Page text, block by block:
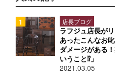
店長ブログ
ラフジュ店長が
あったこんなお
ダメージがある
いうこと⁉」
2021.03.05